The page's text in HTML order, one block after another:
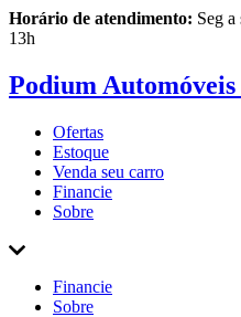
Horário de atendimento: Seg
13h
Podium
Ofertas
Estoque
Venda seu carro
Financie
Sobre
Financie
Sobre